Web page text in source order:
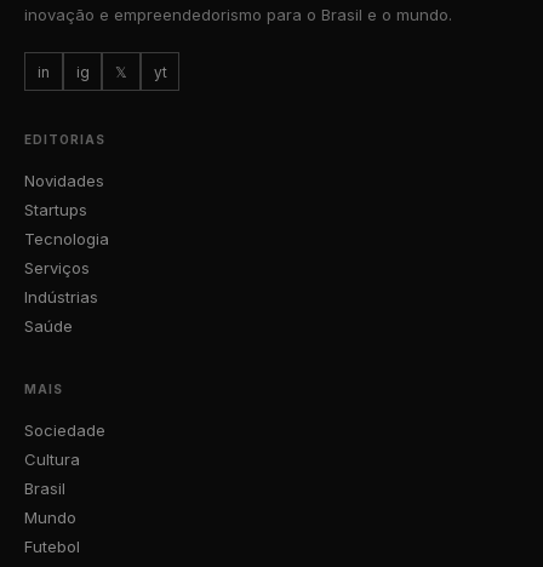
inovação e empreendedorismo para o Brasil e o mundo.
in ig 𝕏 yt
EDITORIAS
Novidades
Startups
Tecnologia
Serviços
Indústrias
Saúde
MAIS
Sociedade
Cultura
Brasil
Mundo
Futebol